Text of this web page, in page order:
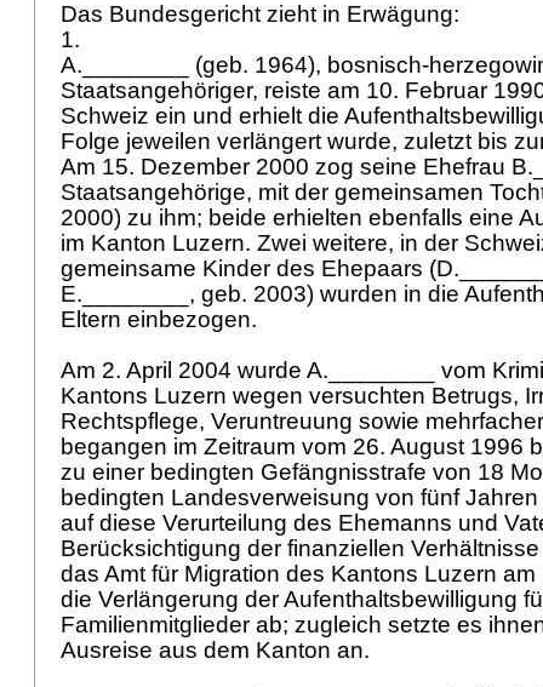
Das Bundesgericht zieht in Erwägung:
1.
A.________ (geb. 1964), bosnisch-
Staatsangehöriger, reiste am 10. Februar
Schweiz ein und erhielt die
Folge jeweilen verlängert wurde, zuletzt bis
Am 15. Dezember 2000 zog seine Ehefrau
Staatsangehörige, mit der gemeinsamen
2000) zu ihm; beide erhielten ebenfalls eine
im Kanton Luzern. Zwei weitere, in der
gemeinsame Kinder des Ehepaars
E.________, geb. 2003) wurden in die
Eltern einbezogen.
Am 2. April 2004 wurde A.________ vom
Kantons Luzern wegen versuchten Betrugs,
Rechtspflege, Veruntreuung sowie
begangen im Zeitraum vom 26. August 1996
zu einer bedingten Gefängnisstrafe von 18
bedingten Landesverweisung von fünf
auf diese Verurteilung des Ehemanns und
Berücksichtigung der finanziellen
das Amt für Migration des Kantons Luzern
die Verlängerung der Aufenthaltsbewilligung
Familienmitglieder ab; zugleich setzte es
Ausreise aus dem Kanton an.